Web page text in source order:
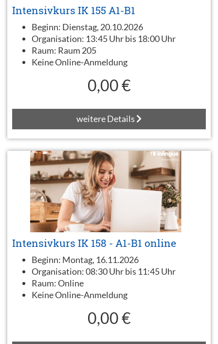
Intensivkurs IK 155 A1-B1
Beginn: Dienstag, 20.10.2026
Organisation: 13:45 Uhr bis 18:00 Uhr
Raum: Raum 205
Keine Online-Anmeldung
0,00 €
weitere Details
Intensivkurs IK 158 - A1-B1 online
Beginn: Montag, 16.11.2026
Organisation:08:30 Uhr bis 11:45 Uhr
Raum:Online
Keine Online-Anmeldung
0,00 €